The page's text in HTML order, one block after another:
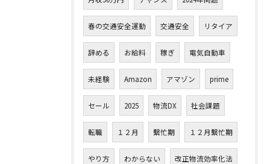
春の交通安全運動 交通安全 リタイア
辞める お給料 稼ぎ 電気自動車
未経験 Amazon アマゾン prime
セール 2025 物流DX 社会課題
転職 １２月 繫忙期 １２月繫忙期
やり方 わからない 改正物流効率化法